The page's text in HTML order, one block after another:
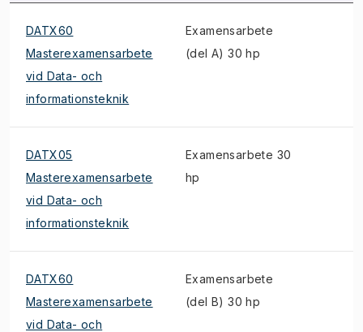
DATX60
Masterexamensarbete
vid Data- och
informationsteknik
Examensarbete
(del A) 30 hp
DATX05
Masterexamensarbete
vid Data- och
informationsteknik
Examensarbete 30
hp
DATX60
Masterexamensarbete
vid Data- och
Examensarbete
(del B) 30 hp